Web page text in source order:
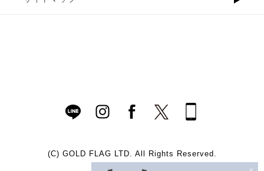
(C) GOLD FLAG LTD. All Rights Reserved.